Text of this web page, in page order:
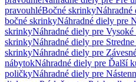
pravouhléBočné skrinkyNáhradné
bočné skrinkyNáhradné diely pre
skrinkyNáhradné diely pre
skrinkyNáhradné diely pre
skrinkyNáhradné diely pre
nábytokNáhradné diely pre Ďalší
poličkyNáhradné diely pre